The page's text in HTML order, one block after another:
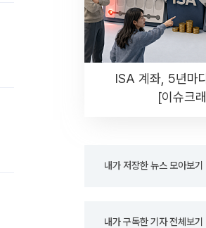
ISA 계좌, 5년마
[이슈크
내가 저장한 뉴스 모아보기
내가 구독한 기자 전체보기